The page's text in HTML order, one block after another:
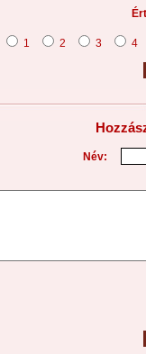
1 2 3 4
Név: